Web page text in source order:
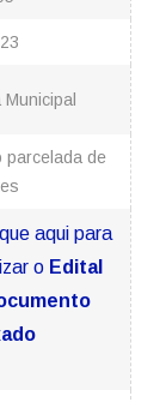
parcelada de
aqui para
o Edital